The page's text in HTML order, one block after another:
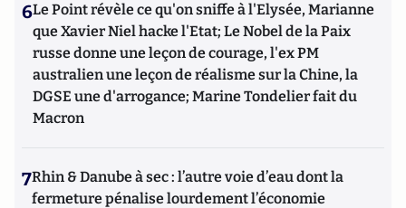
6Le Point révèle ce qu'on sniffe à l'Elysée, Marianne
que Xavier Niel hacke l'Etat; Le Nobel de la Paix
russe donne une leçon de courage, l'ex PM
australien une leçon de réalisme sur la Chine, la
DGSE une d'arrogance; Marine Tondelier fait du
Macron
7Rhin & Danube à sec : l’autre voie d’eau dont la
fermeture pénalise lourdement l’économie